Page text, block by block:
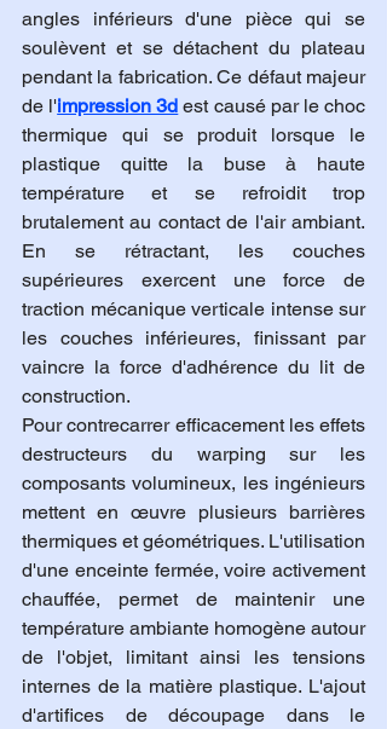
angles inférieurs d'une pièce qui se
soulèvent et se détachent du plateau
pendant la fabrication. Ce défaut majeur
de l'impression 3d est causé par le choc
thermique qui se produit lorsque le
plastique quitte la buse à haute
température et se refroidit trop
brutalement au contact de l'air ambiant.
En se rétractant, les couches
supérieures exercent une force de
traction mécanique verticale intense sur
les couches inférieures, finissant par
vaincre la force d'adhérence du lit de
construction.
Pour contrecarrer efficacement les effets
destructeurs du warping sur les
composants volumineux, les ingénieurs
mettent en œuvre plusieurs barrières
thermiques et géométriques. L'utilisation
d'une enceinte fermée, voire activement
chauffée, permet de maintenir une
température ambiante homogène autour
de l'objet, limitant ainsi les tensions
internes de la matière plastique. L'ajout
d'artifices de découpage dans le